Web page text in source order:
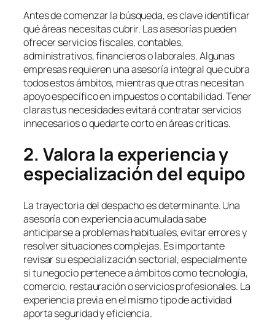
Antes de comenzar la búsqueda, es clave identificar
qué áreas necesitas cubrir. Las asesorías pueden
ofrecer servicios fiscales, contables,
administrativos, financieros o laborales. Algunas
empresas requieren una asesoría integral que cubra
todos estos ámbitos, mientras que otras necesitan
apoyo específico en impuestos o contabilidad. Tener
claras tus necesidades evitará contratar servicios
innecesarios o quedarte corto en áreas críticas.
2. Valora la experiencia y
especialización del equipo
La trayectoria del despacho es determinante. Una
asesoría con experiencia acumulada sabe
anticiparse a problemas habituales, evitar errores y
resolver situaciones complejas. Es importante
revisar su especialización sectorial, especialmente
si tu negocio pertenece a ámbitos como tecnología,
comercio, restauración o servicios profesionales. La
experiencia previa en el mismo tipo de actividad
aporta seguridad y eficiencia.